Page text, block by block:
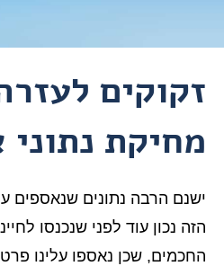
זקוקים
מחיקת
ישנם הרבה נתונים שנאספים
הזה נכון עוד לפני שנכנסו
החכמים, שכן נאספו עלינו